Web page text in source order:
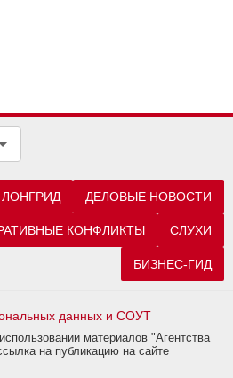
ЛОНГРИД ДЕЛОВЫЕ НОВОСТИ
КОНФЛИКТЫ СЛУХИ
БИЗНЕС-ГИД
данных и СОУТ
материалов "Агентства
на публикацию на сайте